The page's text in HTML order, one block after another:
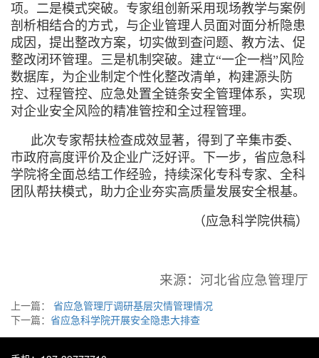
项。二是模式突破。专家组创新采用现场教学与案例
剖析相结合的方式，与企业管理人员面对面分析隐患
成因，提出整改方案，切实做到查问题、教方法、促
整改闭环管理。三是机制突破。建立“一企一档”风险
数据库，为企业制定个性化整改清单，构建源头防
控、过程管控、应急处置全链条安全管理体系，实现
对企业安全风险的精准管控和全过程管理。
此次专家帮扶检查成效显著，得到了辛集市委、
市政府高度评价及企业广泛好评。下一步，省应急科
学院将全面总结工作经验，持续深化专科专家、全科
团队帮扶模式，助力企业夯实高质量发展安全根基。
（应急科学院供稿）
来源：河北省应急管理厅
上一篇：
省应急管理厅调研基层灾情管理情况
下一篇： 省应急科学院开展安全隐患大排查